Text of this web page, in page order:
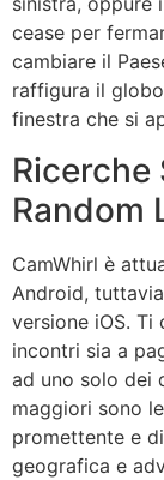
cease per
cambiare il
raffigura il
finestra che si
Ricerche
Random
CamWhirl è
Android,
versione iOS.
incontri sia a
ad uno solo dei
maggiori sono
promettente e
geografica e